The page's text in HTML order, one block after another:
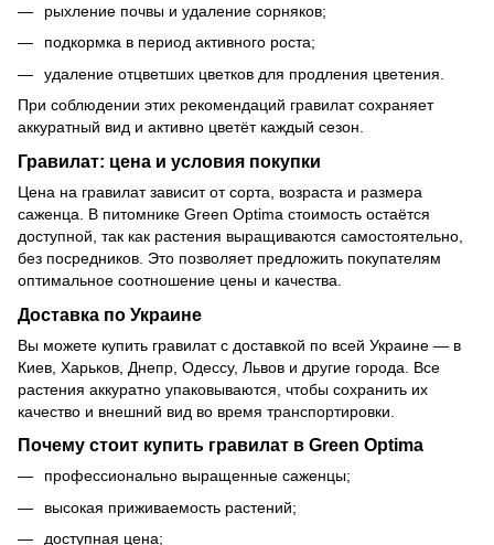
рыхление почвы и удаление сорняков;
подкормка в период активного роста;
удаление отцветших цветков для продления цветения.
При соблюдении этих рекомендаций гравилат сохраняет
аккуратный вид и активно цветёт каждый сезон.
Гравилат: цена и условия покупки
Цена на гравилат зависит от сорта, возраста и размера
саженца. В питомнике Green Optima стоимость остаётся
доступной, так как растения выращиваются самостоятельно,
без посредников. Это позволяет предложить покупателям
оптимальное соотношение цены и качества.
Доставка по Украине
Вы можете купить гравилат с доставкой по всей Украине — в
Киев, Харьков, Днепр, Одессу, Львов и другие города. Все
растения аккуратно упаковываются, чтобы сохранить их
качество и внешний вид во время транспортировки.
Почему стоит купить гравилат в Green Optima
профессионально выращенные саженцы;
высокая приживаемость растений;
доступная цена;